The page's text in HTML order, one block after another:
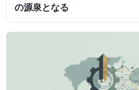
の源泉となる